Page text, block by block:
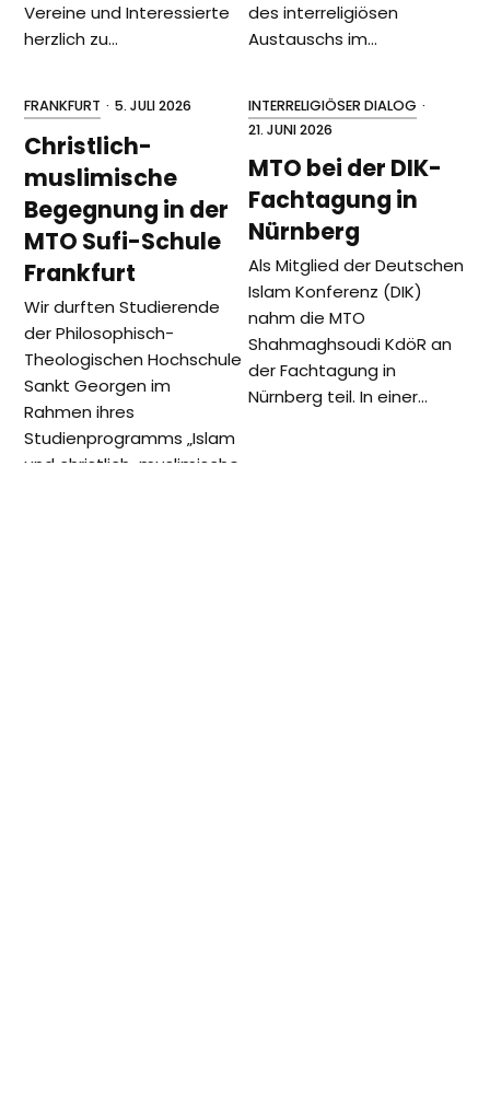
Vereine und Interessierte
herzlich zu…
des interreligiösen
Austauschs im…
FRANKFURT · 5. JULI 2026
Christlich-
muslimische
Begegnung in der
MTO Sufi-Schule
Frankfurt
Wir durften Studierende
der Philosophisch-
Theologischen Hochschule
Sankt Georgen im
Rahmen ihres
Studienprogramms „Islam
und christlich-muslimische
INTERRELIGIÖSER DIALOG ·
21. JUNI 2026
MTO bei der DIK-
Fachtagung in
Nürnberg
Als Mitglied der Deutschen
Islam Konferenz (DIK)
nahm die MTO
Shahmaghsoudi KdöR an
der Fachtagung in
Nürnberg teil. In einer…